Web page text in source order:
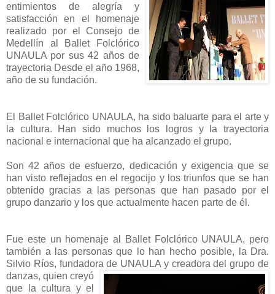
entimientos de alegría y
satisfacción en el homenaje
realizado por el Consejo de
Medellín al Ballet Folclórico
UNAULA por sus 42 años de
trayectoria Desde el año 1968,
año de su fundación.
El Ballet Folclórico UNAULA, ha sido baluarte para el arte y
la cultura. Han sido muchos los logros y la trayectoria
nacional e internacional que ha alcanzado el grupo.
Son 42 años de esfuerzo, dedicación y exigencia que se
han visto reflejados en el regocijo y los triunfos que se han
obtenido gracias a
las personas que han pasado por el
grupo danzario y los que actualmente hacen parte de él.
Fue este un homenaje al Ballet Folclórico UNAULA, pero
también a las personas que lo han hecho posible, la Dra.
Silvio Ríos, fundadora de UNAULA y creadora del grupo de
danzas, quien creyó
que la cultura y el